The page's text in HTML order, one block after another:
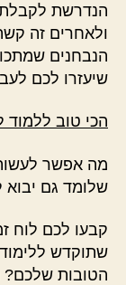
הנדרשת לקבלת
ולאחרים זה
הנבחנים
שיעזרו לכם
הכי טוב ללמוד
מה אפשר
שלומד גם יבוא
קבעו לכם לוח
שתוקדש
הטובות שלכם?